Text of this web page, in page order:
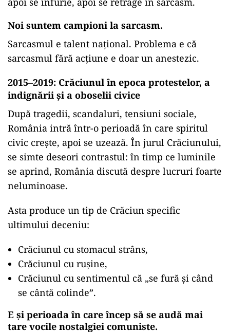
Noi suntem campioni la sarcasm.
Sarcasmul e talent național. Problema e că
sarcasmul fără acțiune e doar un anestezic.
2015–2019: Crăciunul în epoca protestelor, a
indignării și a oboselii civice
După tragedii, scandaluri, tensiuni sociale,
România intră într-o perioadă în care spiritul
civic crește, apoi se uzează. În jurul Crăciunului,
se simte deseori contrastul: în timp ce luminile
se aprind, România discută despre lucruri foarte
neluminoase.
Asta produce un tip de Crăciun specific
ultimului deceniu:
Crăciunul cu stomacul strâns,
Crăciunul cu rușine,
Crăciunul cu sentimentul că „se fură și când
se cântă colinde”.
E și perioada în care încep să se audă mai
tare vocile nostalgiei comuniste.